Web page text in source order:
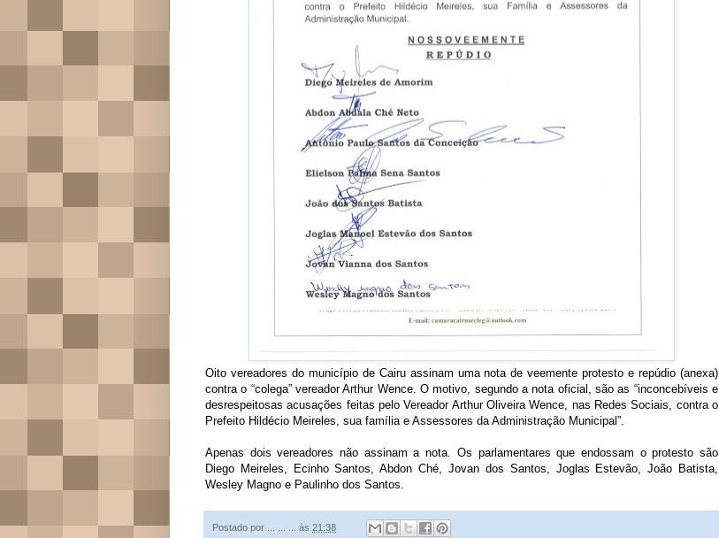
Oito vereadores do município de Cairu assinam uma nota de veemente protesto e repúdio (anexa)
contra o “colega” vereador Arthur Wence. O motivo, segundo a nota oficial, são as “inconcebíveis e
desrespeitosas acusações feitas pelo Vereador Arthur Oliveira Wence, nas Redes Sociais, contra o
Prefeito Hildécio Meireles, sua família e Assessores da Administração Municipal”.
Apenas dois vereadores não assinam a nota. Os parlamentares que endossam o protesto são
Diego Meireles, Ecinho Santos, Abdon Ché, Jovan dos Santos, Joglas Estevão, João Batista,
Wesley Magno e Paulinho dos Santos.
Postado por às 21:38